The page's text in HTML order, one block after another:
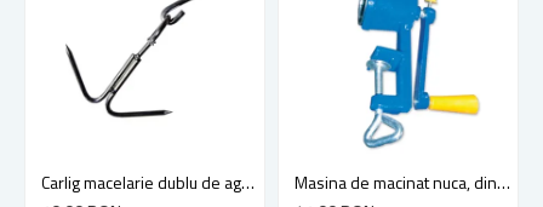
Carlig macelarie dublu de agatat carne din otel, lungime 210 mm Masina de macinat nuca, din fonta Micul Fermier, albastru